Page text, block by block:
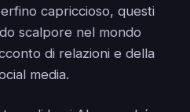
capriccioso, questi
scalpore nel mondo
di relazioni e della
media.